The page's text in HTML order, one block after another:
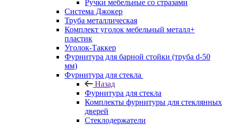
Ручки мебельные со стразами
Система Джокер
Труба металлическая
Комплект уголок мебельный металл+
пластик
Уголок-Таккер
Фурнитура для барной стойки (труба d-50
мм)
Фурнитура для стекла
Назад
Фурнитура для стекла
Комплекты фурнитуры для стеклянных
дверей
Стеклодержатели